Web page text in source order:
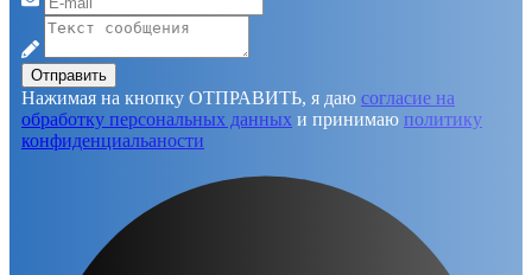
Отправить
Нажимая на кнопку ОТПРАВИТЬ, я даю согласие на
обработку персональных данных и принимаю политику
конфиденциальаности